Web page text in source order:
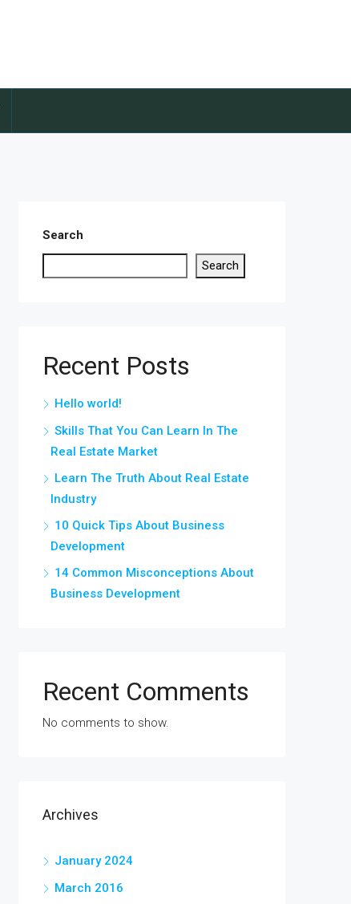
Search
Search
Recent Posts
Hello world!
Skills That You Can Learn In The
Real Estate Market
Learn The Truth About Real Estate
Industry
10 Quick Tips About Business
Development
14 Common Misconceptions About
Business Development
Recent Comments
No comments to show.
Archives
January 2024
March 2016